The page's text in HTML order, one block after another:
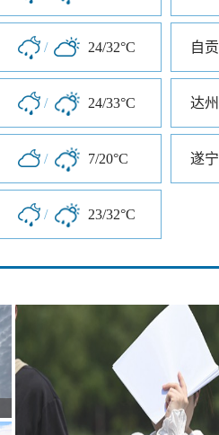
/ 24/32°C 自贡
/ 24/33°C 达州
/ 7/20°C 遂宁
/ 23/32°C